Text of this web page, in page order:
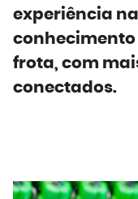
experiência
frota, com
conectados.